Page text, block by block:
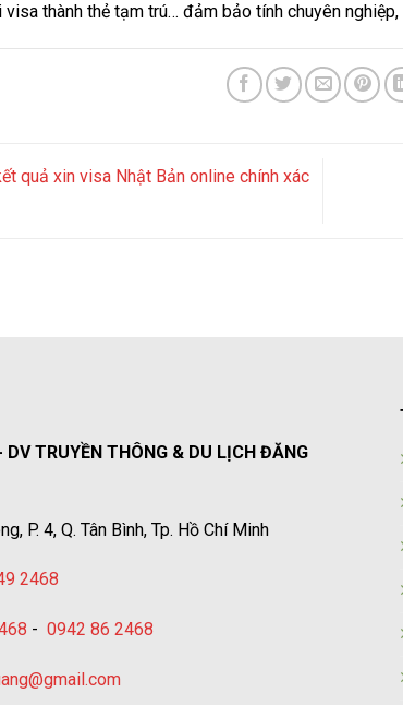
thành thẻ tạm trú… đảm bảo tính chuyên
quả xin visa Nhật Bản online chính xác
TRUYỀN THÔNG & DU LỊCH ĐĂNG
P. 4, Q. Tân Bình, Tp. Hồ Chí Minh
2468
- 0942 86 2468